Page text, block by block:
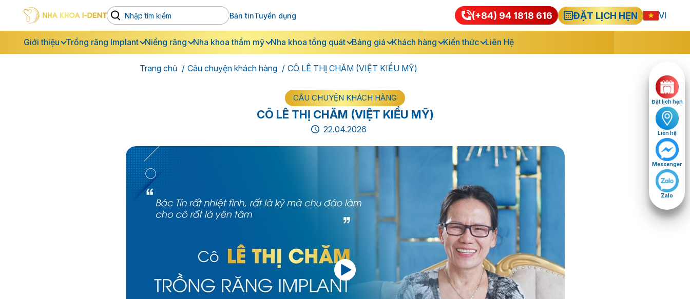
Đặt lịch hẹn
Liên hệ
Messenger
Zalo
Bản tinTuyển dụng (+84) 94 1818 616 ĐẶT LỊCH HẸN
VI
EN
Giới thiệu
Trồng răng Implant Niềng răng Nha khoa thẩm mỹ Nha khoa tổng quát Bảng giá Khách hàng Kiến thức Liên Hệ
Trang chủ Câu chuyện khách hàng CÔ LÊ THỊ CHĂM (VIỆT KIỀU MỸ)
CÂU CHUYỆN KHÁCH HÀNG
CÔ LÊ THỊ CHĂM (VIỆT KIỀU MỸ)
22.04.2026